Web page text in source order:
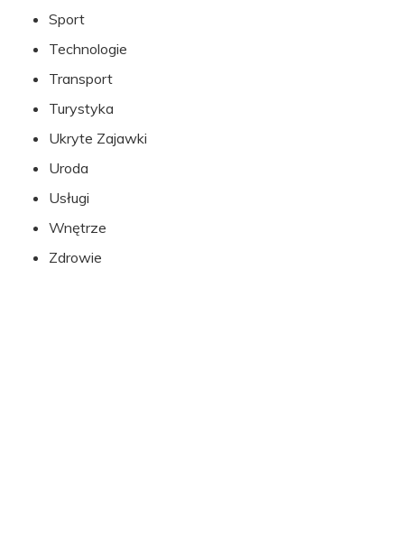
Sport
Technologie
Transport
Turystyka
Ukryte Zajawki
Uroda
Usługi
Wnętrze
Zdrowie